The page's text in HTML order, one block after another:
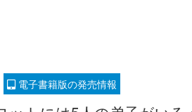
電子書籍版の発売情報